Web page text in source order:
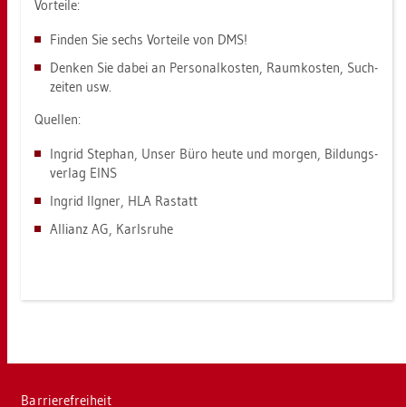
Vor­tei­le:
Fin­den Sie sechs Vor­tei­le von DMS!
Den­ken Sie dabei an Per­so­nal­kos­ten, Raum­kos­ten, Such­
zei­ten usw.
Quel­len:
In­grid Ste­phan, Unser Büro heute und mor­gen, Bil­dungs­
ver­lag EINS
In­grid Il­g­ner, HLA Ras­tatt
Al­li­anz AG, Karls­ru­he
Bar­rie­re­frei­heit